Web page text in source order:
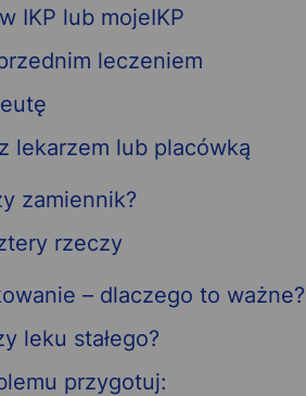
IKP lub mojeIKP
leczeniem
lekarzem lub placówką
zamiennik?
rzeczy
– dlaczego to ważne?
leku stałego?
przygotuj: